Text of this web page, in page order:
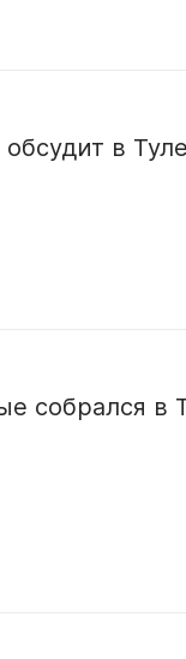
в
собрался в